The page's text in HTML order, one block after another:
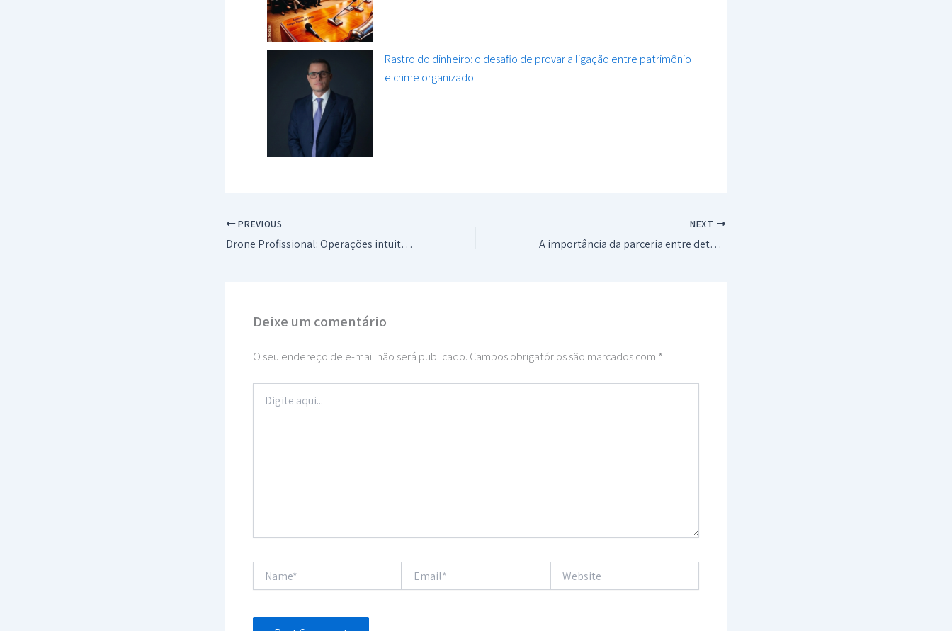
Rastro do dinheiro: o desafio de provar a ligação entre patrimônio
e crime organizado
PREVIOUS
Drone Profissional: Operações intuitivas, resultados superiores
NEXT
A importância da parceria entre detetives particulares e advogados
Deixe um comentário
O seu endereço de e-mail não será publicado. Campos obrigatórios são marcados com *
aqui...